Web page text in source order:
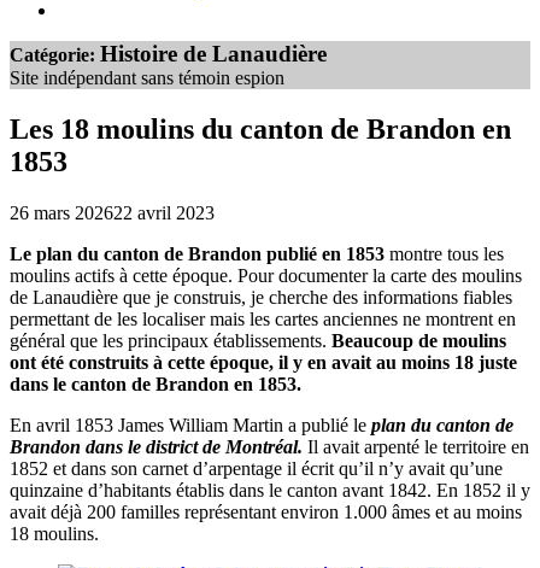
Catégorie: Histoire de Lanaudière
Site indépendant sans témoin espion
Les 18 moulins du canton de Brandon en
1853
26 mars 202622 avril 2023
Le plan du canton de Brandon publié en 1853 montre tous les
moulins actifs à cette époque. Pour documenter la carte des moulins
de Lanaudière que je construis, je cherche des informations fiables
permettant de les localiser mais les cartes anciennes ne montrent en
général que les principaux établissements. Beaucoup de moulins
ont été construits à cette époque, il y en avait au moins 18 juste
dans le canton de Brandon en 1853.
En avril 1853 James William Martin a publié le plan du canton de
Brandon dans le district de Montréal. Il avait arpenté le territoire en
1852 et dans son carnet d’arpentage il écrit qu’il n’y avait qu’une
quinzaine d’habitants établis dans le canton avant 1842. En 1852 il y
avait déjà 200 familles représentant environ 1.000 âmes et au moins
18 moulins.